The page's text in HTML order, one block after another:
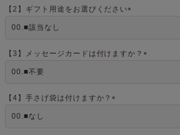
【2】ギフト用途をお選びください
)
【3】メッセージカードは付けますか？
【4】手さげ袋は付けますか？